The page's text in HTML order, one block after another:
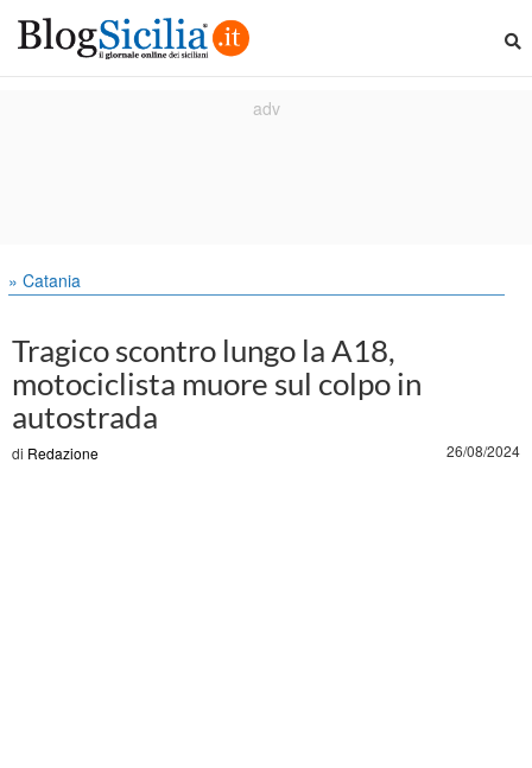
» Catania
Tragico scontro lungo la A18,
motociclista muore sul colpo in
autostrada
di Redazione 26/08/2024